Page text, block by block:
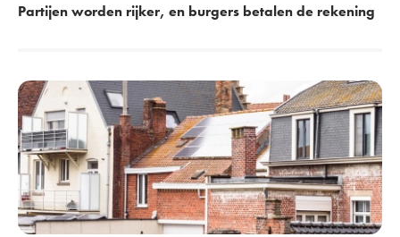
Partijen worden rijker, en burgers betalen de rekening